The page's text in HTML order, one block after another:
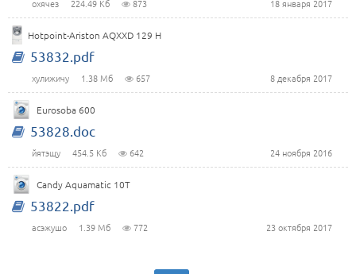
18 января 2017
охячез 224.49 Кб 873
Hotpoint-Ariston AQXXD 129 H
53832.pdf
8 декабря 2017
хулижичу 1.38 Мб 657
Eurosoba 600
53828.doc
24 ноября 2016
йятэщу 454.5 Кб 642
Candy Aquamatic 10T
53822.pdf
23 октября 2017
асэжушо 1.39 Мб 772